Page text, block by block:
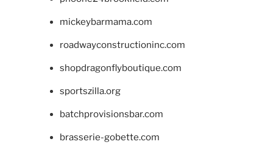
mickeybarmama.com
roadwayconstructioninc.com
shopdragonflyboutique.com
sportszilla.org
batchprovisionsbar.com
brasserie-gobette.com